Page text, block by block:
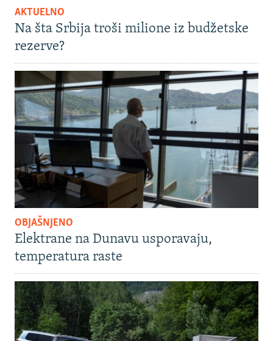
AKTUELNO
Na šta Srbija troši milione iz budžetske
rezerve?
OBJAŠNJENO
Elektrane na Dunavu usporavaju,
temperatura raste